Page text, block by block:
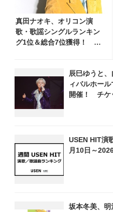
真田ナオキ、オリコン演
歌・歌謡シングルランキン
グ1位＆総合7位獲得！ 夏
辰巳ゆうと
ィバルホー
開催！ チケ
USEN HIT演
月10日～
坂本冬美、